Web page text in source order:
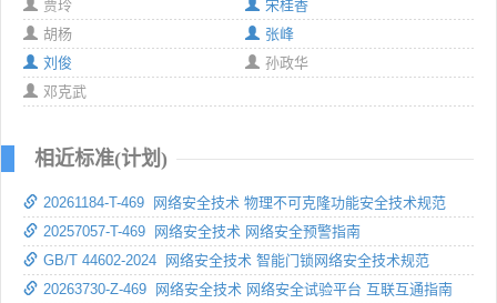
贾玲
宋桂香
胡杨
张峰
刘俊
孙政华
邓克武
相近标准(计划)
20261184-T-469 网络安全技术 物理不可克隆功能安全技术规范
20257057-T-469 网络安全技术 网络安全预警指南
GB/T 44602-2024 网络安全技术 智能门锁网络安全技术规范
20263730-Z-469 网络安全技术 网络安全试验平台 互联互通指南